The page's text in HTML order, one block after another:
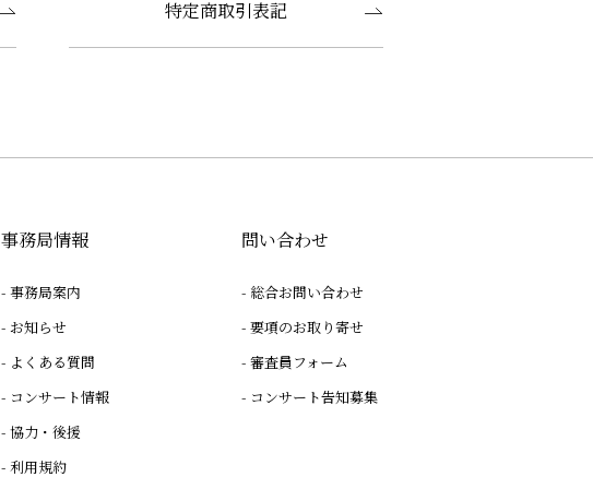
特定商取引表記
事務局情報
事務局案内
お知らせ
よくある質問
コンサート情報
協力・後援
利用規約
問い合わせ
総合お問い合わせ
要項のお取り寄せ
審査員フォーム
コンサート告知募集